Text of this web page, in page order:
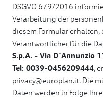
DSGVO 679/2016
Verarbeitung der
diesem Formular
Verantwortlicher für die
S.p.A. - Via D`Annunzio
Tel: 0039-0456209444 ,
privacy@europlan.it. Die
Daten werden in Folge